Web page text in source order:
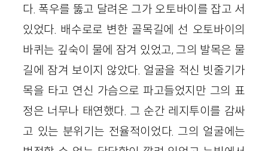
다. 폭우를 뚫고 달려온 그가 오토바이를 잡고 서
있었다. 배수로로 변한 골목길에 선 오토바이의
바퀴는 깊숙이 물에 잠겨 있었고, 그의 발목은 물
길에 잠겨 보이지 않았다. 얼굴을 적신 빗줄기가
목을 타고 연신 가슴으로 파고들었지만 그의 표
정은 너무나 태연했다. 그 순간 레지투이를 감싸
고 있는 분위기는 전율적이었다. 그의 얼굴에는